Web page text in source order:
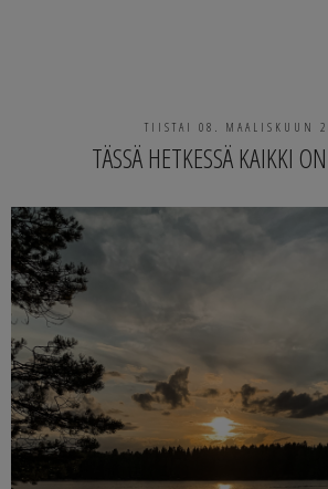
TIISTAI 08. MAALISKUUN
TÄSSÄ HETKESSÄ KAIKKI